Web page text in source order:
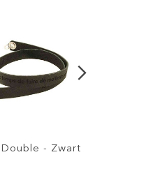
Wrips - Double - Grijs